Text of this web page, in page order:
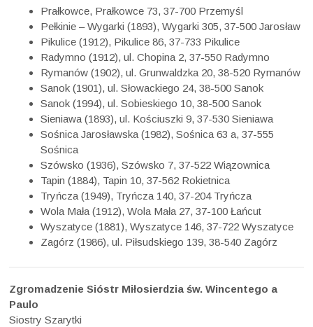
Prałkowce, Prałkowce 73, 37-700 Przemyśl
Pełkinie – Wygarki (1893), Wygarki 305, 37-500 Jarosław
Pikulice (1912), Pikulice 86, 37-733 Pikulice
Radymno (1912), ul. Chopina 2, 37-550 Radymno
Rymanów (1902), ul. Grunwaldzka 20, 38-520 Rymanów
Sanok (1901), ul. Słowackiego 24, 38-500 Sanok
Sanok (1994), ul. Sobieskiego 10, 38-500 Sanok
Sieniawa (1893), ul. Kościuszki 9, 37-530 Sieniawa
Sośnica Jarosławska (1982), Sośnica 63 a, 37-555
Sośnica
Szówsko (1936), Szówsko 7, 37-522 Wiązownica
Tapin (1884), Tapin 10, 37-562 Rokietnica
Tryńcza (1949), Tryńcza 140, 37-204 Tryńcza
Wola Mała (1912), Wola Mała 27, 37-100 Łańcut
Wyszatyce (1881), Wyszatyce 146, 37-722 Wyszatyce
Zagórz (1986), ul. Piłsudskiego 139, 38-540 Zagórz
Zgromadzenie Sióstr Miłosierdzia św. Wincentego a
Paulo
Siostry Szarytki